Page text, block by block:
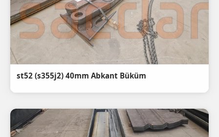
st52 (s355j2) 40mm Abkant Büküm